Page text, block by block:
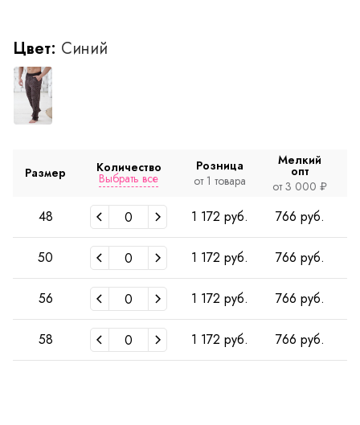
Цвет: Синий
Размер Количество
Выбрать все
Розница
от 1 товара
Мелкий
опт
от 3 000 ₽
48 1 172 руб. 766 руб.
50 1 172 руб. 766 руб.
56 1 172 руб. 766 руб.
58 1 172 руб. 766 руб.